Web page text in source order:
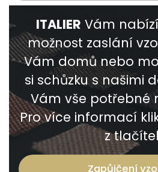
ITALIER Vám
možnost zaslání
Vám domů nebo
si schůzku s našimi
Vám vše potřebné
Pro více informací
z
Zapůjčení